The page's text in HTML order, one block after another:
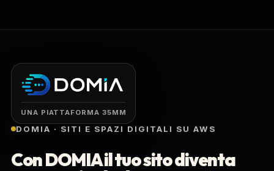
UNA PIATTAFORMA 35MM
DOMIA · SITI E SPAZI DIGITALI SU AWS
Con DOMIA il tuo sito diventa